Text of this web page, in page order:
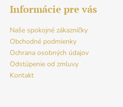
Informácie pre vás
Naše spokojné zákazníčky
Obchodné podmienky
Ochrana osobných údajov
Odstúpenie od zmluvy
Kontakt